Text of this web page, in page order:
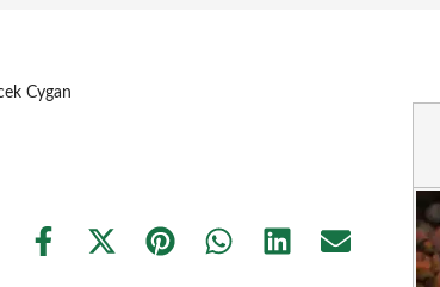
Cygan
Share
Share Share Share Share Share